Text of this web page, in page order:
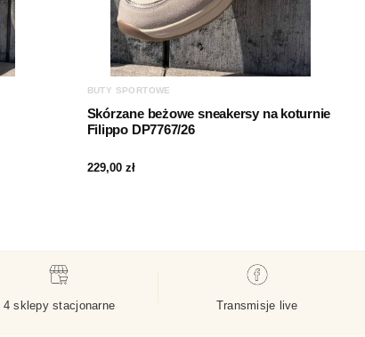
BUTY SPORTOWE
Skórzane beżowe sneakersy na koturnie
Filippo DP7767/26
229,00 zł
4 sklepy stacjonarne Transmisje live